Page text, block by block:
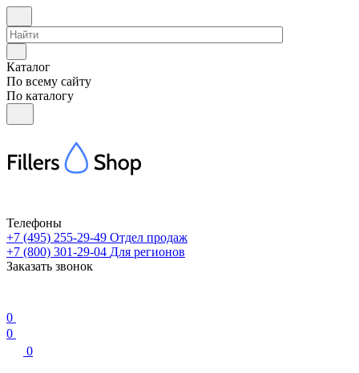
Каталог
По всему сайту
По каталогу
Телефоны
+7 (495) 255-29-49 Отдел продаж
+7 (800) 301-29-04 Для регионов
Заказать звонок
0
0
0